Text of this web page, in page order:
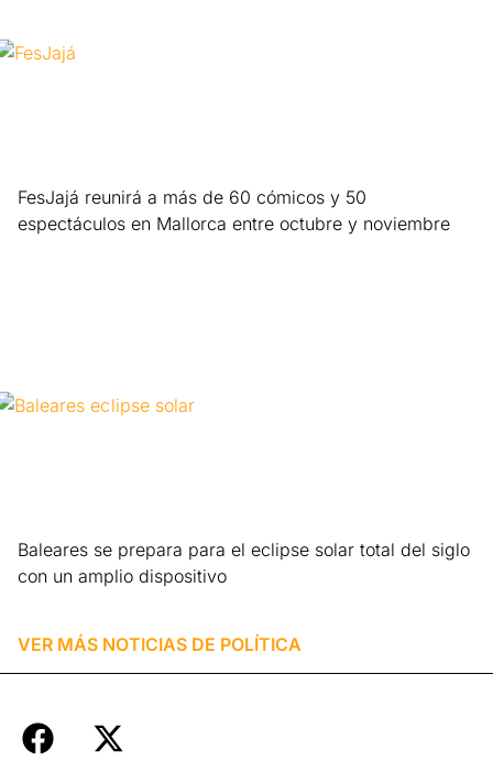
FesJajá reunirá a más de 60 cómicos y 50
espectáculos en Mallorca entre octubre y noviembre
Baleares se prepara para el eclipse solar total del siglo
con un amplio dispositivo
VER MÁS NOTICIAS DE POLÍTICA